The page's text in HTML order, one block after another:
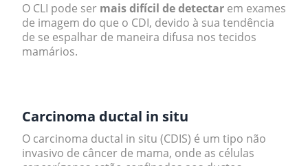
O CLI pode ser mais difícil de detectar em exames
de imagem do que o CDI, devido à sua tendência
de se espalhar de maneira difusa nos tecidos
mamários.
Carcinoma ductal in situ
O carcinoma ductal in situ (CDIS) é um tipo não
invasivo de câncer de mama, onde as células